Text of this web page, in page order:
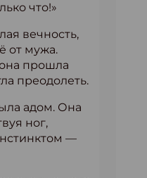
что!»
вечность,
от мужа.
прошла
преодолеть.
адом. Она
ног,
—